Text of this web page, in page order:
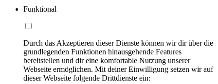
Funktional
Durch das Akzeptieren dieser Dienste können wir dir über die
grundlegenden Funktionen hinausgehende Features
bereitstellen und dir eine komfortable Nutzung unserer
Webseite ermöglichen. Mit deiner Einwilligung setzen wir auf
dieser Webseite folgende Drittdienste ein: